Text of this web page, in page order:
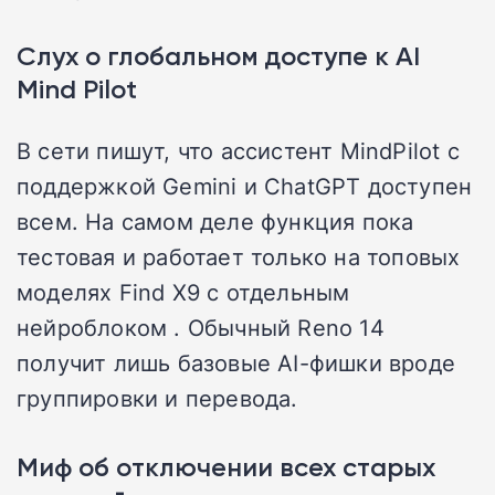
Слух о глобальном доступе к AI
Mind Pilot
В сети пишут, что ассистент MindPilot с
поддержкой Gemini и ChatGPT доступен
всем. На самом деле функция пока
тестовая и работает только на топовых
моделях Find X9 с отдельным
нейроблоком . Обычный Reno 14
получит лишь базовые AI-фишки вроде
группировки и перевода.
Миф об отключении всех старых